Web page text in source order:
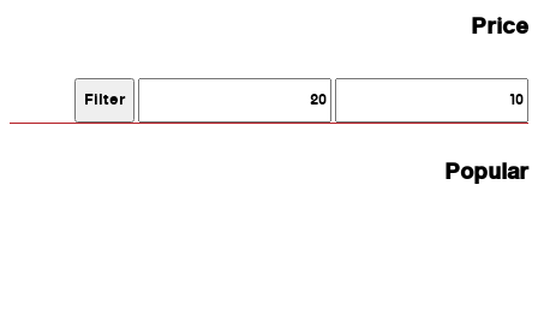
Price
Min
Max
Filter
Popular